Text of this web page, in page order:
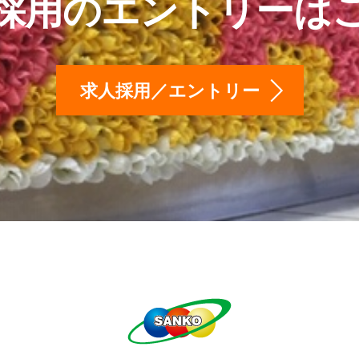
用のエントリーは
求人採用／エントリー